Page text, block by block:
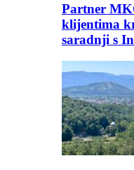
Partner
klijentima
saradnji s